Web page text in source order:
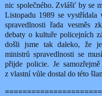
nic společného. Zvlášť by se
Listopadu 1989 se vystřídala
spravedlnosti řada vesměs
debaty o kultuře policejních
došli jsme tak daleko, že
ministrů spravedlnosti se
přijde policie. Je
z vlastní vůle dostal do této